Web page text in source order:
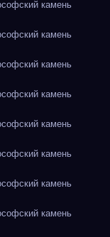
камень
камень
камень
камень
камень
камень
камень
камень